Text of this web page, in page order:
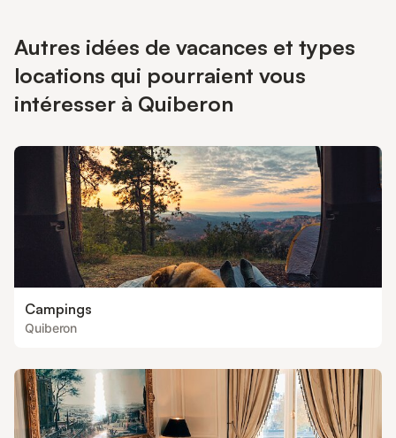
Autres idées de vacances et types
locations qui pourraient vous
intéresser à Quiberon
Campings
Quiberon